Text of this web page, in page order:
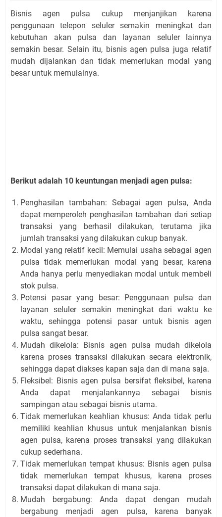
Bisnis agen pulsa cukup menjanjikan karena
penggunaan telepon seluler semakin meningkat dan
kebutuhan akan pulsa dan layanan seluler lainnya
semakin besar. Selain itu, bisnis agen pulsa juga relatif
mudah dijalankan dan tidak memerlukan modal yang
besar untuk memulainya.
Berikut adalah 10 keuntungan menjadi agen pulsa:
Penghasilan tambahan: Sebagai agen pulsa, Anda
dapat memperoleh penghasilan tambahan dari setiap
transaksi yang berhasil dilakukan, terutama jika
jumlah transaksi yang dilakukan cukup banyak.
Modal yang relatif kecil: Memulai usaha sebagai agen
pulsa tidak memerlukan modal yang besar, karena
Anda hanya perlu menyediakan modal untuk membeli
stok pulsa.
Potensi pasar yang besar: Penggunaan pulsa dan
layanan seluler semakin meningkat dari waktu ke
waktu, sehingga potensi pasar untuk bisnis agen
pulsa sangat besar.
Mudah dikelola: Bisnis agen pulsa mudah dikelola
karena proses transaksi dilakukan secara elektronik,
sehingga dapat diakses kapan saja dan di mana saja.
Fleksibel: Bisnis agen pulsa bersifat fleksibel, karena
Anda dapat menjalankannya sebagai bisnis
sampingan atau sebagai bisnis utama.
Tidak memerlukan keahlian khusus: Anda tidak perlu
memiliki keahlian khusus untuk menjalankan bisnis
agen pulsa, karena proses transaksi yang dilakukan
cukup sederhana.
Tidak memerlukan tempat khusus: Bisnis agen pulsa
tidak memerlukan tempat khusus, karena proses
transaksi dapat dilakukan di mana saja.
Mudah bergabung: Anda dapat dengan mudah
bergabung menjadi agen pulsa, karena banyak